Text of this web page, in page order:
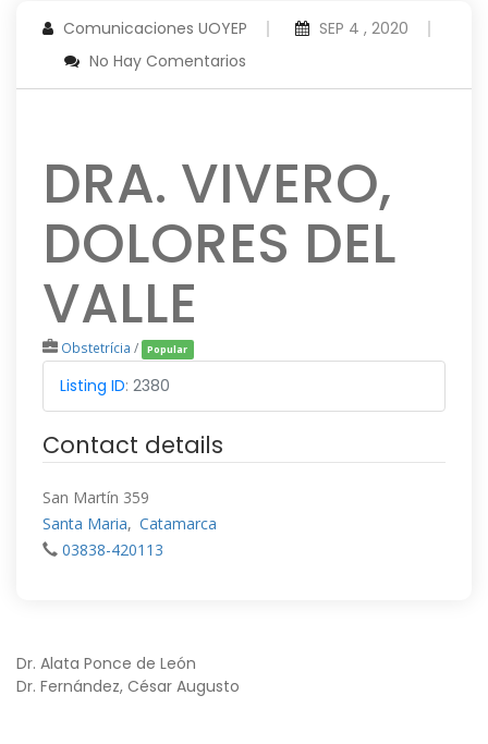
Comunicaciones UOYEP
SEP 4 , 2020
No Hay Comentarios
DRA. VIVERO,
DOLORES DEL
VALLE
Obstetrícia / Popular
Listing ID: 2380
Contact details
San Martín 359
Santa Maria, Catamarca
03838-420113
NAVEGACIÓN
Dr. Alata Ponce de León
Dr. Fernández, César Augusto